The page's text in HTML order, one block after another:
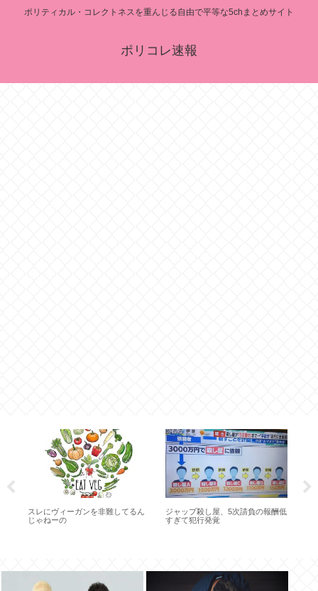
ポリティカル・コレクトネスを重んじる自由で平等な5chまとめサイト
ポリコレ速報
スレにヴィーガンを非難してるん
じゃねーの
ジャップ殺し屋、5次請負の報酬低
すぎて犯行発覚